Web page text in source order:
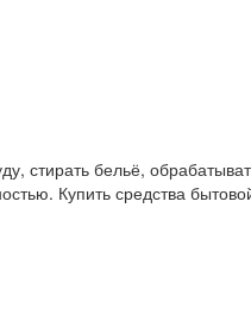
стирать бельё,
Купить средства